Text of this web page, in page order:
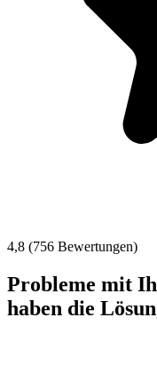
4,8 (756 Bewertungen)
Probleme mit
haben die